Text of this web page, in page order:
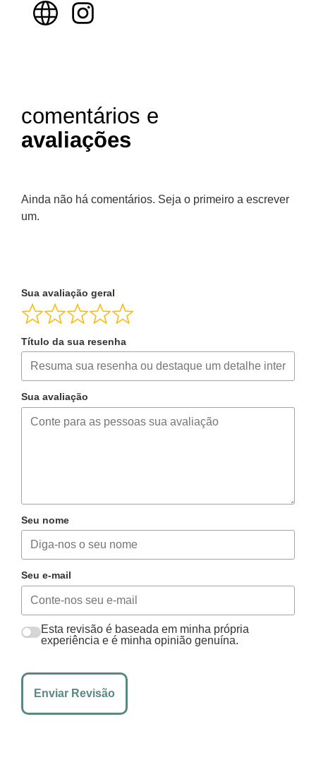
comentários e
avaliações
Ainda não há comentários. Seja o primeiro a escrever
um.
Sua avaliação geral
Título da sua resenha
Sua avaliação
Seu nome
Seu e-mail
Esta revisão é baseada em minha própria
experiência e é minha opinião genuína.
Enviar Revisão